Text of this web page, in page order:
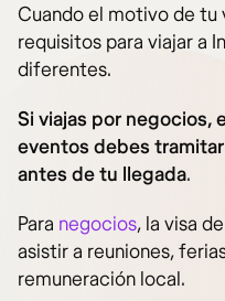
Cuando el motivo de tu
requisitos para viajar a
diferentes.
Si viajas por negocios,
eventos debes
antes de tu llegada.
Para negocios, la visa
asistir a reuniones,
remuneración local.